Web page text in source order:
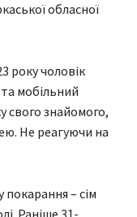
обласної
року чоловік
мобільний
свого знайомого,
Не реагуючи на
покарання – сім